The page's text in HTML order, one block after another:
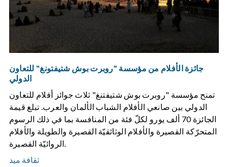
جائزة الأفلام من مؤسسة "روبرت بوش شتيفتونغ" للتعاون
الدولي
تمنح مؤسسة "روبرت بوش شتيفتنغ" ثلاث جوائز أفلام للتعاون
الدولي بين صانعي الأفلام الشباب الألمان والعرب. تبلغ قيمة
الجائزة 70 ألف يورو لكلّ فئة من المنافسة بما في ذلك الرسوم
المتحرّكة القصيرة والأفلام الوثائقيّة القصيرة والطويلة والأفلام
الروائيّة القصيرة.
ثقافة ميد